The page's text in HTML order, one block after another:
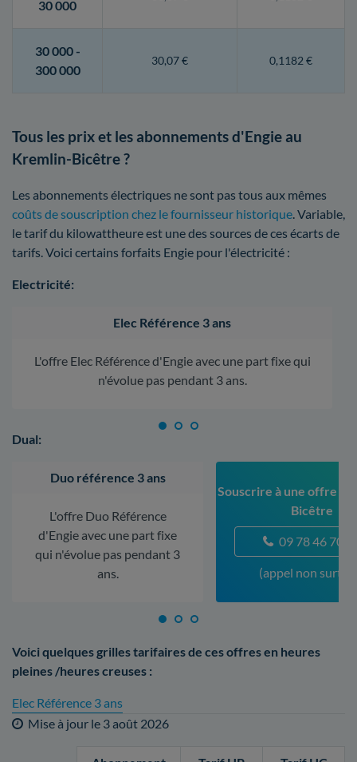
30 000
30 000 -
300 000
30,07 € 0,1182 €
Tous les prix et les abonnements d'Engie au
Kremlin-Bicêtre ?
Les abonnements électriques ne sont pas tous aux mêmes
coûts de souscription chez le fournisseur historique. Variable,
le tarif du kilowattheure est une des sources de ces écarts de
tarifs. Voici certains forfaits Engie pour l'électricité :
Electricité:
Elec Référence 3 ans
L'offre Elec Référence d'Engie avec une part fixe qui
n'évolue pas pendant 3 ans.
Dual:
Duo référence 3 ans
L'offre Duo Référence
d'Engie avec une part fixe
qui n'évolue pas pendant 3
ans.
Souscrire à une offre
Bicêtre
09 78 46 70
(appel non
Voici quelques grilles tarifaires de ces offres en heures
pleines /heures creuses :
Elec Référence 3 ans
Mise à jour le 3 août 2026